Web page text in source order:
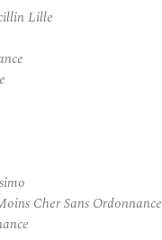
Lille
Cher Sans Ordonnance